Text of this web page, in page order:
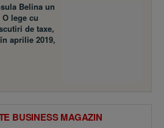
Belina un
lege cu
de taxe,
aprilie 2019,
BUSINESS MAGAZIN